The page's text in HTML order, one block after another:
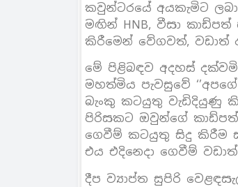
කවුන්ටරයේ අයකැමිට
මඟින් HNB, වීසා කාඩ්පත්
කිරීමෙන් වේගවත්, වඩාත්
මේ පිළිබඳව අදහස්
මහත්මිය පැවසුවේ
බැංකු කටයුතු වැඩිදියුණු
පිරිසකට ඔවුන්ගේ
ගෙවීම් කටයුතු සිදු කිරීම
එය එදිනෙදා ගෙවීම්
දීප ව්‍යාප්ත සුපිරි